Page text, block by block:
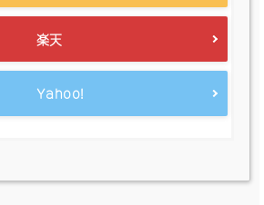
楽天
Yahoo!